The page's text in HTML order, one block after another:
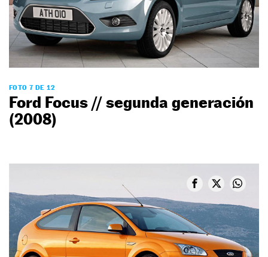
FOTO 7 DE 12
Ford Focus // segunda generación
(2008)